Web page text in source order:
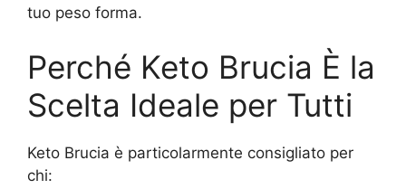
tuo peso forma.
Perché Keto Brucia È la
Scelta Ideale per Tutti
Keto Brucia è particolarmente consigliato per
chi: